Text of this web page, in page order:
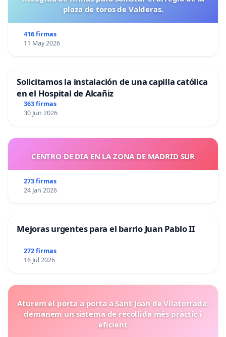
plaza de toros de Valderas.
416 firmas
11 May 2026
Solicitamos la instalación de una capilla católica
en el Hospital de Alcañiz
363 firmas
30 Jun 2026
CENTRO DE DIA EN LA ZONA DE MADRID SUR
273 firmas
24 Jan 2026
Mejoras urgentes para el barrio Juan Pablo II
272 firmas
16 Jul 2026
Aturem el porta a porta a Sant Joan de Vilatorrada:
demanem un sistema de recollida més pràctic i
eficient